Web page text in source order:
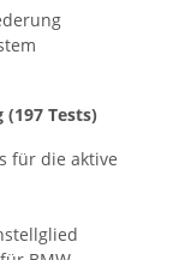
Tests)
für die aktive